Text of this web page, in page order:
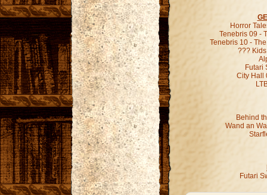
Horror
Tenebris 09 -
Tenebris 10 -
???
Futari
City Hall
Behind
Wand an
Futari